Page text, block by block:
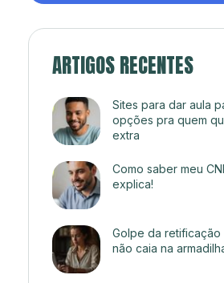
ARTIGOS RECENTES
Sites para dar aula
opções pra quem
extra
Como saber meu
explica!
Golpe da retificação
não caia na